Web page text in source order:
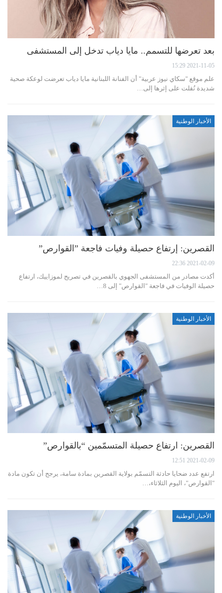
بعد تعرضها للتسمم.. مايا دياب تدخل إلى المستشفى
2021-11-05 15:29
علم موقع "سكاي نيوز عربية" أن الفنانة اللبنانية مايا دياب تعرضت لوعكة صحية
شديدة نُقلت على إثرها إلى…
الأخبار الوطنية
القصرين: إرتفاع حصيلة وفيات فاجعة ”القوارص”
2021-02-09 22:36
أكدت مصادر من المستشفى الجهوي بالقصرين في تصريح لموزاييك، ارتفاع
حصيلة الوفيات في فاجعة "القوارص" إلى 8…
الأخبار الوطنية
القصرين: ارتفاع حصيلة المتسمّمين “بالقوارص”
2021-02-09 12:51
ارتفع عدد ضحايا حادثة التسمّم بولاية القصرين بمادة سامة، يرجح أن تكون مادة
"القوارص"، اليوم الثلاثاء،…
الأخبار الوطنية